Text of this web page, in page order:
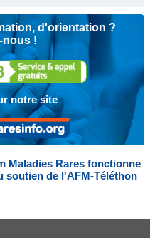
d'orientation ?
nous !
notre site
Maladies Rares fonctionne
soutien de l'AFM-Téléthon